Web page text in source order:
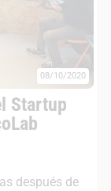
08/10/2020
Startup
después de